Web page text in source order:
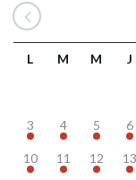
L M M J
3 4 5 6
10 11 12 13